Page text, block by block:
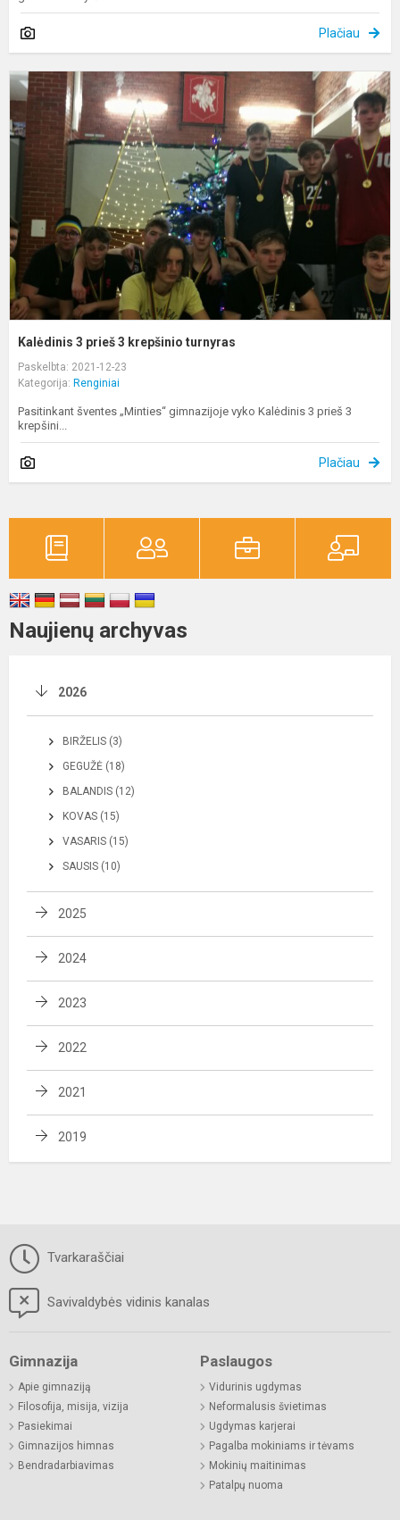
Plačiau
Kalėdinis 3 prieš 3 krepšinio turnyras
Paskelbta: 2021-12-23
Kategorija: Renginiai
Pasitinkant šventes „Minties“ gimnazijoje vyko Kalėdinis 3 prieš 3
krepšini...
Plačiau
Naujienų archyvas
2026
BIRŽELIS (3)
GEGUŽĖ (18)
BALANDIS (12)
KOVAS (15)
VASARIS (15)
SAUSIS (10)
2025
2024
2023
2022
2021
2019
Tvarkaraščiai
Savivaldybės vidinis kanalas
Gimnazija
Apie gimnaziją
Filosofija, misija, vizija
Pasiekimai
Gimnazijos himnas
Bendradarbiavimas
Paslaugos
Vidurinis ugdymas
Neformalusis švietimas
Ugdymas karjerai
Pagalba mokiniams ir tėvams
Mokinių maitinimas
Patalpų nuoma